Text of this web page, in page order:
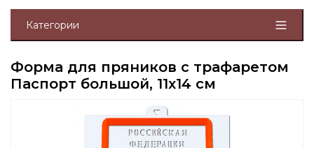
Категории
Форма для пряников с трафаретом
Паспорт большой, 11х14 см